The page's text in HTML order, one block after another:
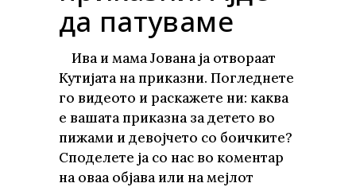
да патуваме
Ива и мама Јована ја отвораат
Кутијата на приказни. Погледнете
го видеото и раскажете ни: каква
е вашата приказна за детето во
пижами и девојчето со боичките?
Споделете ја со нас во коментар
на оваа објава или на мејлот